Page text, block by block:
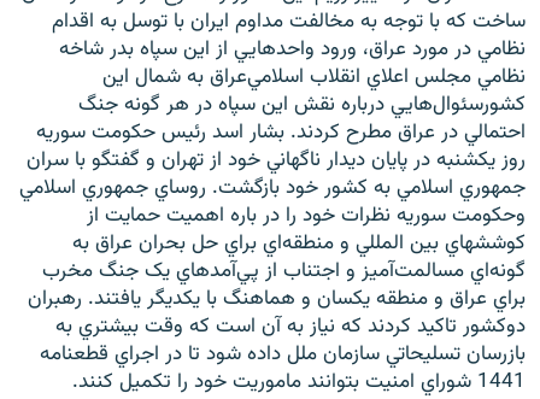
ساخت که با توجه به مخالفت مداوم ايران با توسل به اقدام
نظامي ‌در مورد عراق، ورود واحدهايي از اين سپاه بدر شاخه
نظامي ‌مجلس اعلاي انقلاب اسلامي‌عراق به شمال اين
کشورسئوال‌هايي درباره نقش اين سپاه در هر گونه جنگ
احتمالي در عراق مطرح کردند. بشار اسد رئيس حکومت سوريه
روز يکشنبه در پايان ديدار ناگهاني خود از تهران و گفتگو با سران
جمهوري اسلامي ‌به کشور خود بازگشت. روساي جمهوري اسلامي
‌وحکومت سوريه نظرات خود را در باره اهميت حمايت از
کوششهاي بين المللي و منطقه‌اي براي حل بحران عراق به
گونه‌اي مسالمت‌آميز و اجتناب از پي‌آمدهاي يک جنگ مخرب
براي عراق و منطقه يکسان و هماهنگ با يکديگر يافتند. رهبران
دوکشور تاکيد کردند که نياز به آن است که وقت بيشتري به
بازرسان تسليحاتي سازمان ملل داده شود تا در اجراي قطعنامه
1441 شوراي امنيت بتوانند ماموريت خود را تکميل کنند.